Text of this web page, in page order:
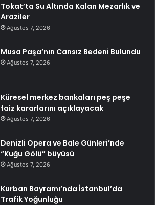
Tokat’ta Su Altında Kalan Mezarlık ve
Araziler
Ağustos 7, 2026
Musa Paşa’nın Cansız Bedeni Bulundu
Ağustos 7, 2026
Küresel merkez bankaları peş peşe
faiz kararlarını açıklayacak
Ağustos 7, 2026
Denizli Opera ve Bale Günleri’nde
“Kuğu Gölü” büyüsü
Ağustos 7, 2026
Kurban Bayramı’nda İstanbul’da
Trafik Yoğunluğu